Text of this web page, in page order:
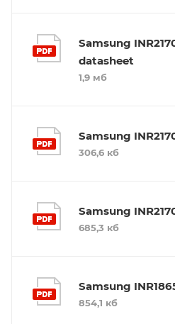
Samsung
datasheet
1,9 мб
Samsung
306,6 кб
Samsung
685,3 кб
Samsung
854,1 кб